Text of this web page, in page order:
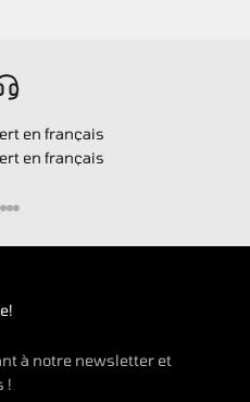
en français
en français
à notre newsletter et
!